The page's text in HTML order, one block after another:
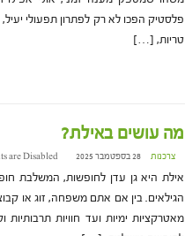
פלסטיק הפכו לא רק לפתרון תפעולי
טריות, […]
מה עושים באילת?
צרכנות 28 בספטמבר 2025 at 15:12 are Disabled
אילת היא גן עדן לחופשות, המשלבת
הגילאים. בין אם אתם משפחה, זוג או
מאטרקציות ימיות ועד חוויות